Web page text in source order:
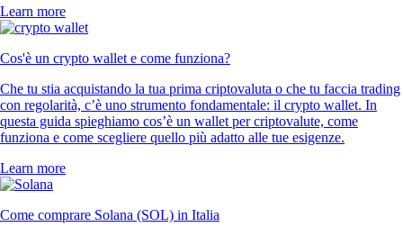
Learn more
Cos'è un crypto wallet e come funziona?
Che tu stia acquistando la tua prima criptovaluta o che tu faccia trading
con regolarità, c’è uno strumento fondamentale: il crypto wallet. In
questa guida spieghiamo cos’è un wallet per criptovalute, come
funziona e come scegliere quello più adatto alle tue esigenze.
Learn more
Come comprare Solana (SOL) in Italia